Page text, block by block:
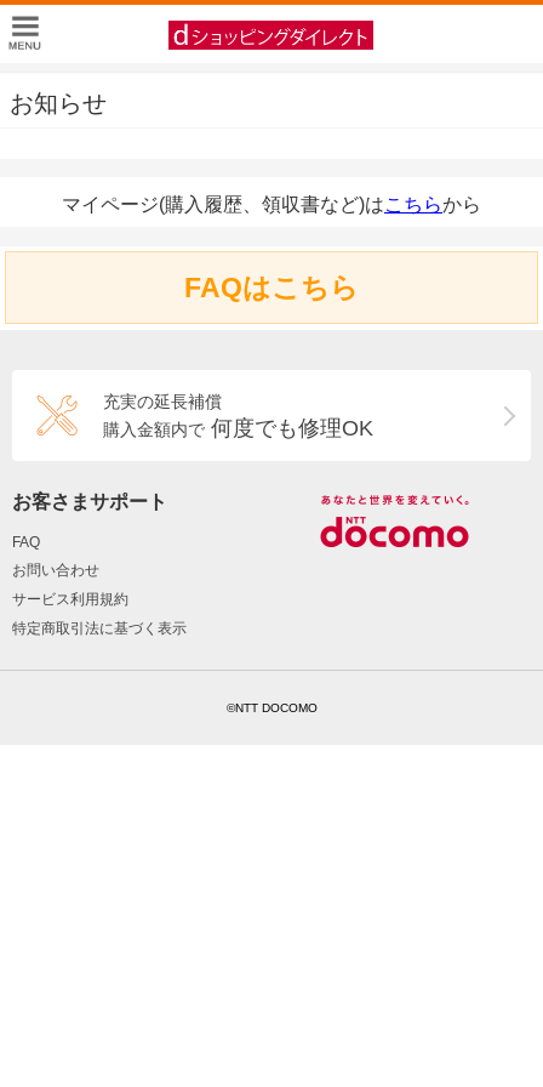
お知らせ
マイページ(購入履歴、領収書など)はこちらから
FAQはこちら
充実の延長補償
購入金額内で 何度でも修理OK
お客さまサポート
FAQ
お問い合わせ
サービス利用規約
特定商取引法に基づく表示
©NTT DOCOMO